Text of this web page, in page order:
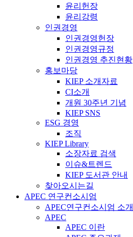
윤리헌장
윤리강령
인권경영
인권경영헌장
인권경영규정
인권경영 추진현황
홍보마당
KIEP 소개자료
CI소개
개원 30주년 기념
KIEP SNS
ESG 경영
조직
KIEP Library
소장자료 검색
이슈&트렌드
KIEP 도서관 안내
찾아오시는길
APEC 연구컨소시엄
APEC연구컨소시엄 소개
APEC
APEC 이란